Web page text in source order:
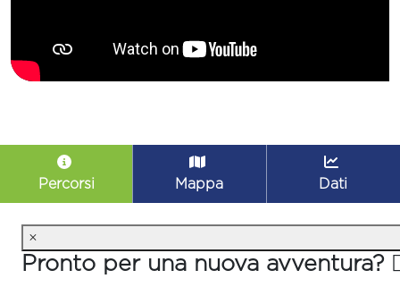
Percorsi Mappa Dati
×
Pronto per una nuova avventura?